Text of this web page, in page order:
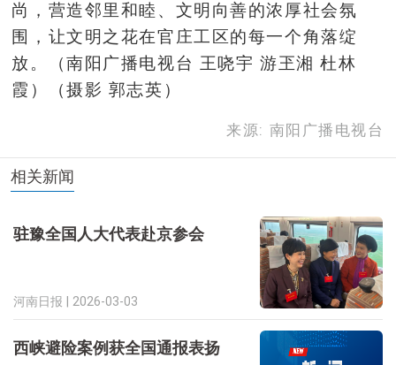
尚，营造邻里和睦、文明向善的浓厚社会氛
围，让文明之花在官庄工区的每一个角落绽
放。
（南阳广播电视台 王哓宇 游玊湘 杜林
霞 ） （摄影 郭志英）
来源: 南阳广播电视台
相关新闻
驻豫全国人大代表赴京参会
河南日报 | 2026-03-03
西峡避险案例获全国通报表扬